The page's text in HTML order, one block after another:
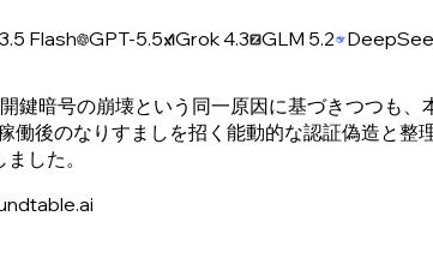
Flash GPT-5.5 Grok 4.3 GLM 5.2
鍵暗号の崩壊という同一原因に基づきつつも
後のなりすましを招く能動的な認証偽造と整
した。